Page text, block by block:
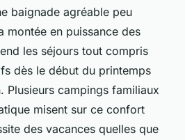
baignade agréable peu
montée en puissance des
les séjours tout compris
dès le début du printemps
Plusieurs campings familiaux
misent sur ce confort
des vacances quelles que